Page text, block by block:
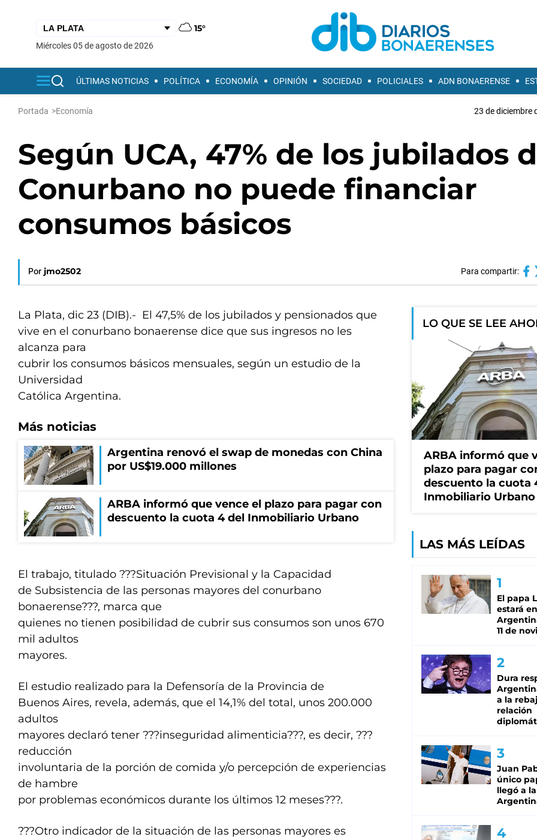
15°
miércoles 05 de agosto de 2026
ÚLTIMAS NOTICIAS POLÍTICA ECONOMÍA OPINIÓN SOCIEDAD POLICIALES ADN BONAERENSE
Portada >Economía 23 de diciembre
Según UCA, 47% de los jubilados
Conurbano no puede financiar
consumos básicos
Por jmo2502 Para compartir:
La Plata, dic 23 (DIB).- El 47,5% de los jubilados y pensionados que
vive en el conurbano bonaerense dice que sus ingresos no les
alcanza para
cubrir los consumos básicos mensuales, según un estudio de la
Universidad
Católica Argentina.
Más noticias
Argentina renovó el swap de monedas con China
por US$19.000 millones
ARBA informó que vence el plazo para pagar con
descuento la cuota 4 del Inmobiliario Urbano
El trabajo, titulado ???Situación Previsional y la Capacidad
de Subsistencia de las personas mayores del conurbano
bonaerense???, marca que
quienes no tienen posibilidad de cubrir sus consumos son unos 670
mil adultos
mayores.
El estudio realizado para la Defensoría de la Provincia de
Buenos Aires, revela, además, que el 14,1% del total, unos 200.000
adultos
mayores declaró tener ???inseguridad alimenticia???, es decir, ???
reducción
involuntaria de la porción de comida y/o percepción de experiencias
de hambre
por problemas económicos durante los últimos 12 meses???.
???Otro indicador de la situación de las personas mayores es
LO QUE SE LEE
ARBA informó que
plazo para pagar
descuento la cuota
Inmobiliario Urbano
LAS MÁS LEÍDAS
El papa
estará
11 de
Dura
a la
relación
Juan
único
llegó a la